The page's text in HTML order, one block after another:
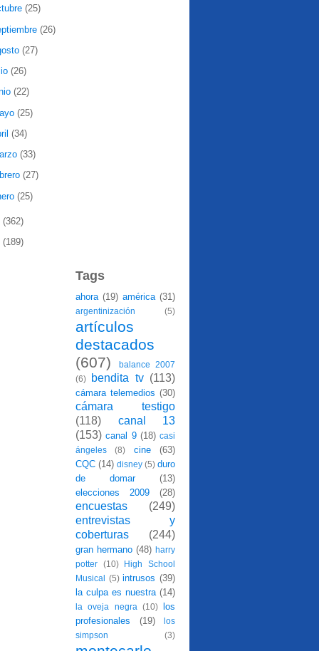
(25)
(26)
(27)
(26)
(22)
(25)
(34)
(33)
(27)
(25)
(362)
(189)
Tags
ahora (19) américa (31)
argentinización (5)
artículos
destacados
(607)
balance 2007
(6)
bendita tv (113)
cámara telemedios (30)
cámara testigo
(118)
canal 13
(153) canal 9 (18) casi
ángeles
(8) cine
(63)
CQC (14) disney (5) duro
de domar
(13)
elecciones 2009
(28)
encuestas
(249)
entrevistas y
coberturas
(244)
gran hermano (48) harry
potter
(10)
High School
Musical (5) intrusos (39)
la culpa es nuestra (14)
la oveja negra (10) los
profesionales
(19)
los
simpson
(3)